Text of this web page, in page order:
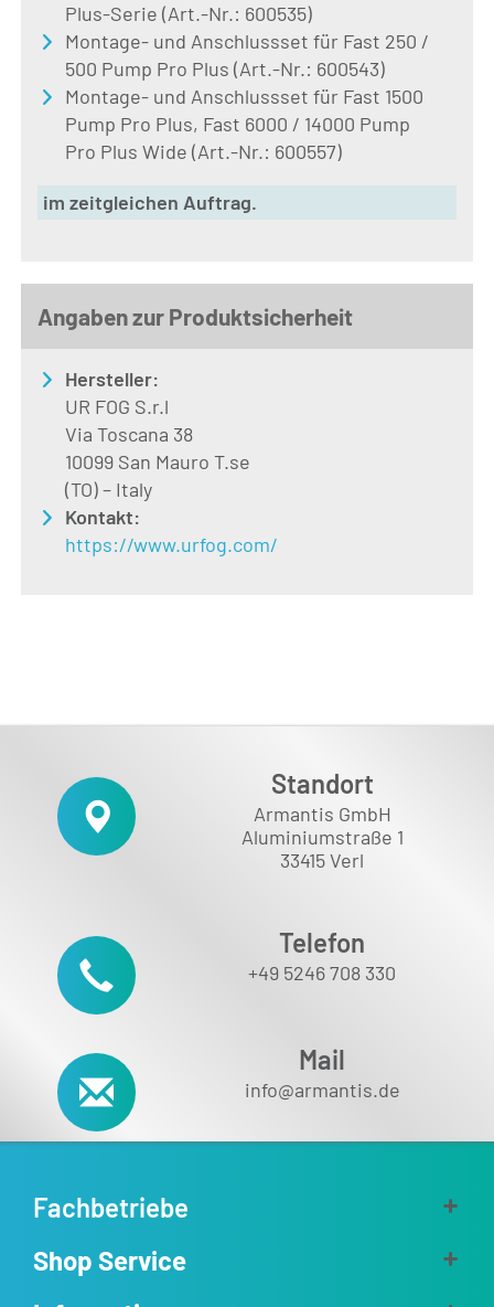
Plus-Serie (Art.-Nr.: 600535)
Montage- und Anschlussset für Fast 250 /
500 Pump Pro Plus (Art.-Nr.: 600543)
Montage- und Anschlussset für Fast 1500
Pump Pro Plus, Fast 6000 / 14000 Pump
Pro Plus Wide (Art.-Nr.: 600557)
im zeitgleichen Auftrag.
Angaben zur Produktsicherheit
Hersteller:
UR FOG S.r.l
Via Toscana 38
10099 San Mauro T.se
(TO) – Italy
Kontakt:
https://www.urfog.com/
Standort
Armantis GmbH
Aluminiumstraße 1
33415 Verl
Telefon
+49 5246 708 330
Mail
info@armantis.de
Fachbetriebe
Shop Service